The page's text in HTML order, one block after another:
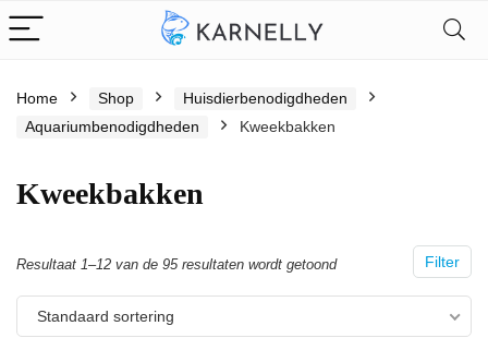
Home Shop
Huisdierbenodigdheden
Aquariumbenodigdheden
Kweekbakken
Kweekbakken
Filter
Resultaat 1–12 van de 95 resultaten wordt getoond
Standaard sortering